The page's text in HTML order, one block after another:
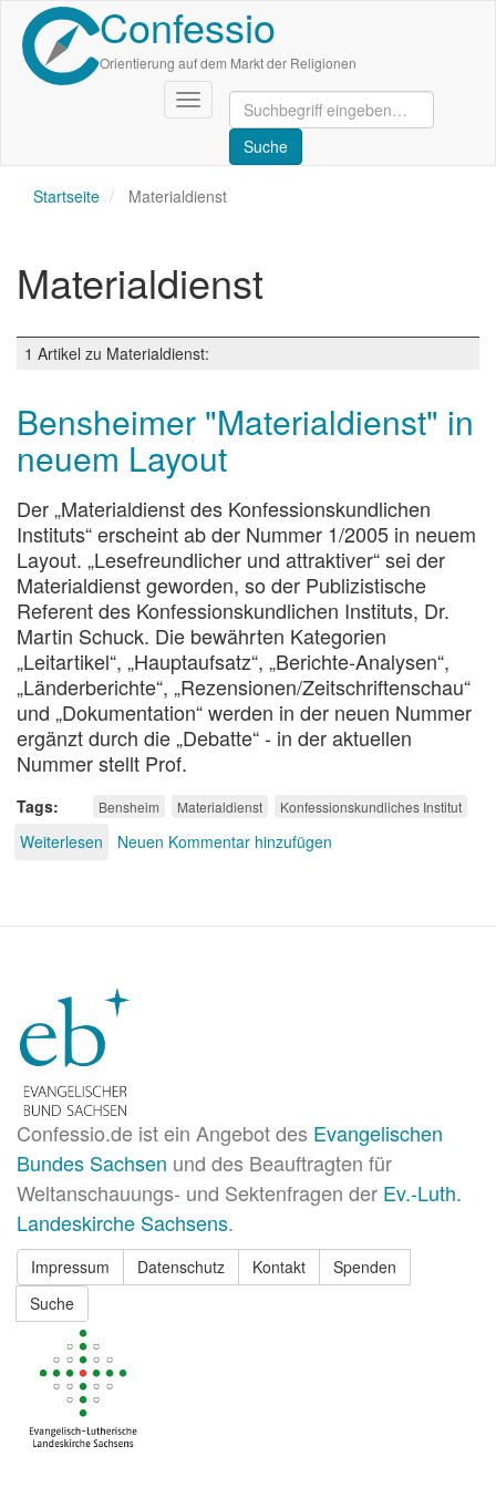
Direkt
zum
Inhalt
Confessio
Orientierung auf dem Markt der Religionen
Navigation
aktivieren/deaktivieren
Startseite Materialdienst
Materialdienst
1 Artikel zu Materialdienst:
Bensheimer "Materialdienst" in
neuem Layout
Der „Materialdienst des Konfessionskundlichen
Instituts“ erscheint ab der Nummer 1/2005 in neuem
Layout. „Lesefreundlicher und attraktiver“ sei der
Materialdienst geworden, so der Publizistische
Referent des Konfessionskundlichen Instituts, Dr.
Martin Schuck. Die bewährten Kategorien
„Leitartikel“, „Hauptaufsatz“, „Berichte-Analysen“,
„Länderberichte“, „Rezensionen/Zeitschriftenschau“
und „Dokumentation“ werden in der neuen Nummer
ergänzt durch die „Debatte“ - in der aktuellen
Nummer stellt Prof.
Tags Bensheim Materialdienst Konfessionskundliches Institut
Weiterlesen über
neuem
Neuen Kommentar hinzufügen
Confessio.de ist ein Angebot des Evangelischen
Bundes Sachsen und des Beauftragten für
Weltanschauungs- und Sektenfragen der Ev.-Luth.
Landeskirche Sachsens.
Impressum Datenschutz Kontakt
Spenden
Suche